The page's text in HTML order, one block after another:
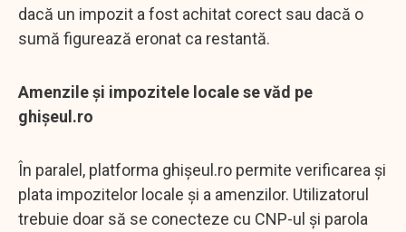
dacă un impozit a fost achitat corect sau dacă o
sumă figurează eronat ca restantă.
Amenzile și impozitele locale se văd pe
ghișeul.ro
În paralel, platforma ghișeul.ro permite verificarea și
plata impozitelor locale și a amenzilor. Utilizatorul
trebuie doar să se conecteze cu CNP-ul și parola